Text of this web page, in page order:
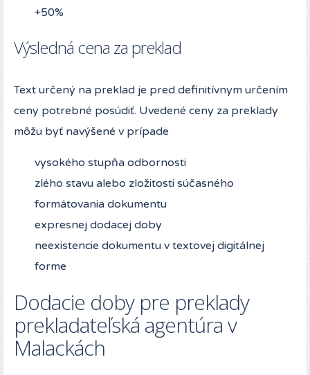
+50%
Výsledná cena za preklad
Text určený na preklad je pred definitívnym určením
ceny potrebné posúdiť. Uvedené ceny za preklady
môžu byť navýšené v prípade
vysokého stupňa odbornosti
zlého stavu alebo zložitosti súčasného
formátovania dokumentu
expresnej dodacej doby
neexistencie dokumentu v textovej digitálnej
forme
Dodacie doby pre preklady
prekladateľská agentúra v
Malackách